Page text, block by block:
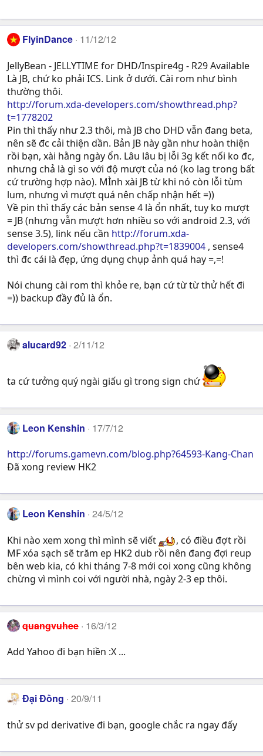
FlyinDance 11/12/12
JellyBean - JELLYTIME for DHD/Inspire4g - R29 Available
Là JB, chứ ko phải ICS. Link ở dưới. Cài rom như bình
thường thôi.
http://forum.xda-developers.com/showthread.php?
t=1778202
Pin thì thấy như 2.3 thôi, mà JB cho DHD vẫn đang beta,
nên sẽ đc cải thiện dần. Bản JB này gần như hoàn thiện
rồi bạn, xài hằng ngày ổn. Lâu lâu bị lỗi 3g kết nối ko đc,
nhưng chả là gì so với độ mượt của nó (ko lag trong bất
cứ trường hợp nào). MÌnh xài JB từ khi nó còn lỗi tùm
lum, nhưng vì mượt quá nên chấp nhận hết =))
Về pin thì thấy các bản sense 4 là ổn nhất, tuy ko mượt
= JB (nhưng vẫn mượt hơn nhiều so với android 2.3, với
sense 3.5), link nếu cần http://forum.xda-
developers.com/showthread.php?t=1839004 , sense4
thì đc cái là đẹp, ứng dụng chụp ảnh quá hay =,=!
Nói chung cài rom thì khỏe re, bạn cứ từ từ thử hết đi
=)) backup đầy đủ là ổn.
alucard92 2/11/12
ta cứ tưởng quý ngài giấu gì trong sign chứ
Leon Kenshin 17/7/12
http://forums.gamevn.com/blog.php?64593-Kang-Chan
Đã xong review HK2
Leon Kenshin 24/5/12
Khi nào xem xong thì mình sẽ viết
, có điều đợt rồi
MF xóa sạch sẽ trăm ep HK2 dub rồi nên đang đợi reup
bên web kia, có khi tháng 7-8 mới coi xong cũng không
chừng vì mình coi với người nhà, ngày 2-3 ep thôi.
quangvuhee 16/3/12
Add Yahoo đi bạn hiền :X ...
Đại Đồng 20/9/11
thử sv pd derivative đi bạn, google chắc ra ngay đấy